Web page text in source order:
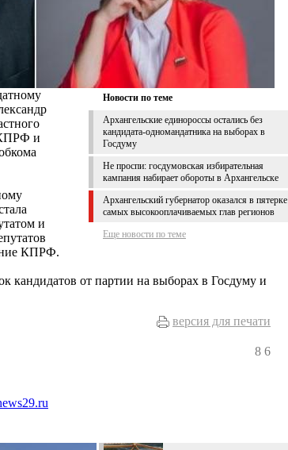
Новости по теме
Архангельские единороссы остались без
кандидата-одномандатника на выборах в
Госдуму
Не проспи: госдумовская избирательная
кампания набирает обороты в Архангельске
Архангельский губернатор оказался в пятерке
самых высокооплачиваемых глав регионов
Еще новости по теме
и
и
КПРФ.
кандидатов от партии на выборах в Госдуму и
версия для печати
8 6